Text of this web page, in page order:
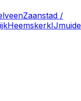
Zaanstad /
Heemskerk